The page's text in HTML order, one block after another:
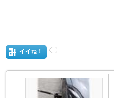
イイね！